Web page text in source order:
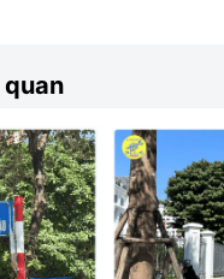
chọn nhờ khả năng
trường nước có dính
đến hiện tượng chập
TÂM SỬA CHỮA BÌNH
chữa lưu động chất